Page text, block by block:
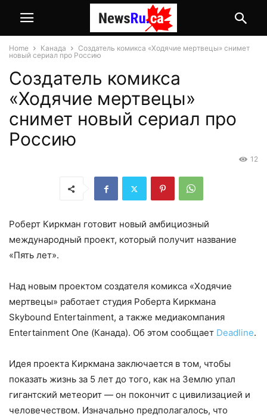
Home Канада
Создатель комикса «Ходячие мертвецы» снимет
новый сериал про Россию
Создатель комикса
«Ходячие мертвецы»
снимет новый сериал про
Россию
12
Роберт Киркман готовит новый амбициозный
международный проект, который получит название
«Пять лет».
Над новым проектом создателя комикса «Ходячие
мертвецы» работает студия Роберта Киркмана
Skybound Entertainment, а также медиакомпания
Entertainment One (Канада). Об этом сообщает Deadline.
Идея проекта Киркмана заключается в том, чтобы
показать жизнь за 5 лет до того, как на Землю упал
гигантский метеорит — он покончит с цивилизацией и
человечеством. Изначально предполагалось, что